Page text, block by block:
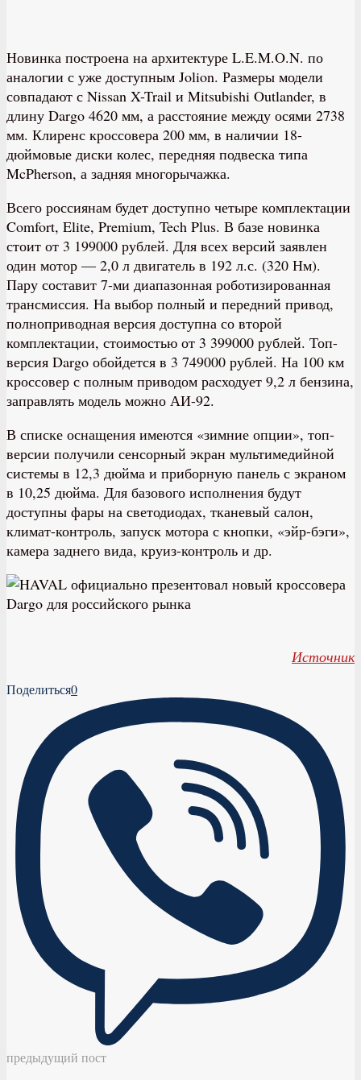
Новинка построена на архитектуре L.E.M.O.N. по
аналогии с уже доступным Jolion. Размеры модели
совпадают с Nissan X-Trail и Mitsubishi Outlander, в
длину Dargo 4620 мм, а расстояние между осями 2738
мм. Клиренс кроссовера 200 мм, в наличии 18-
дюймовые диски колес, передняя подвеска типа
McPherson, а задняя многорычажка.
Всего россиянам будет доступно четыре комплектации
Comfort, Elite, Premium, Tech Plus. В базе новинка
стоит от 3 199000 рублей. Для всех версий заявлен
один мотор — 2,0 л двигатель в 192 л.с. (320 Нм).
Пару составит 7-ми диапазонная роботизированная
трансмиссия. На выбор полный и передний привод,
полноприводная версия доступна со второй
комплектации, стоимостью от 3 399000 рублей. Топ-
версия Dargo обойдется в 3 749000 рублей. На 100 км
кроссовер с полным приводом расходует 9,2 л бензина,
заправлять модель можно АИ-92.
В списке оснащения имеются «зимние опции», топ-
версии получили сенсорный экран мультимедийной
системы в 12,3 дюйма и приборную панель с экраном
в 10,25 дюйма. Для базового исполнения будут
доступны фары на светодиодах, тканевый салон,
климат-контроль, запуск мотора с кнопки, «эйр-бэги»,
камера заднего вида, круиз-контроль и др.
Источник
Поделиться0
предыдущий пост